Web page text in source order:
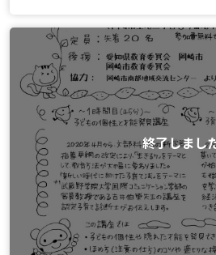
終了しまし